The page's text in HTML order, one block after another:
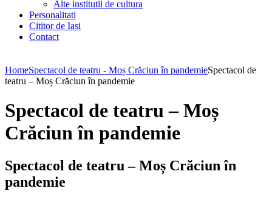
Alte institutii de cultura
Personalitati
Cititor de Iasi
Contact
HomeSpectacol de teatru - Moș Crăciun în pandemieSpectacol de
teatru – Moș Crăciun în pandemie
Spectacol de teatru – Moș
Crăciun în pandemie
Spectacol de teatru – Moș Crăciun în
pandemie